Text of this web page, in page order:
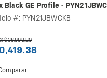
Black GE Profile -
#: PYN21JBWCKB
$38,999.20